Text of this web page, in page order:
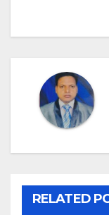
RELATED